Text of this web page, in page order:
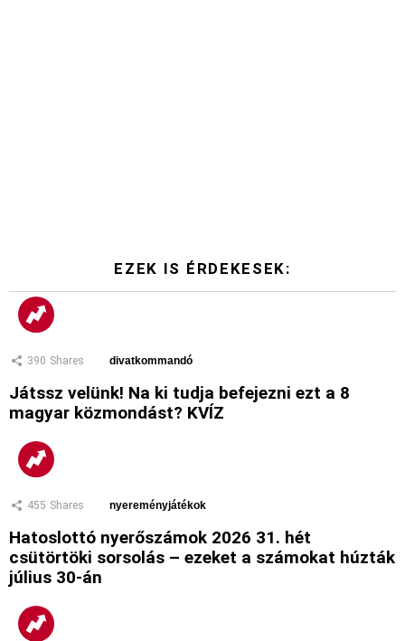
EZEK IS ÉRDEKESEK:
390 Shares divatkommandó
Játssz velünk! Na ki tudja befejezni ezt a 8
magyar közmondást? KVÍZ
455 Shares nyereményjátékok
Hatoslottó nyerőszámok 2026 31. hét
csütörtöki sorsolás – ezeket a számokat húzták
július 30-án